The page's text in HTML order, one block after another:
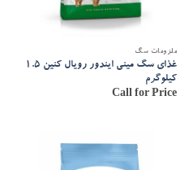
ملزومات سگ
غذای سگ مینی ایندور رویال کنین 1.5
کیلوگرم
Call for Price